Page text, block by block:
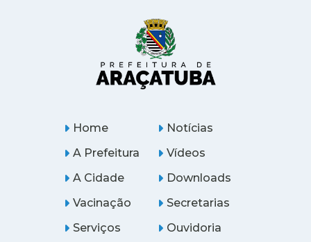
Home
A Prefeitura
A Cidade
Notícias
Vídeos
Downloads
Vacinação
Serviços
Secretarias
Ouvidoria